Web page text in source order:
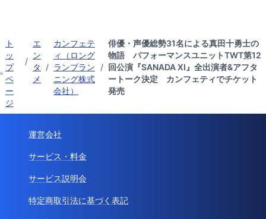
ト
ッ
プ
ペ
ー
ジ
/
エ
ン
タ
メ
/
カンフェテ
ィ（ロング
ランプラン
ニング株式
会社）
/
俳優・声優総勢31名による真田十勇士の
物語 パフォーマンスユニットTWT第12
回公演『SANADA XI』全出演者&アフタ
ートーク決定 カンフェティでチケット
発売
運営会社
サービス・料金
サービス説明会
特定商取引法に基づく表記